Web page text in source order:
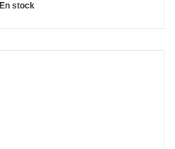
En stock